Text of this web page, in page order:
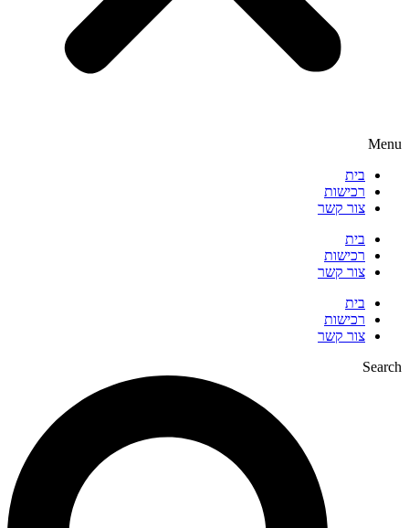
Menu
בית
רכישות
צור קשר
בית
רכישות
צור קשר
בית
רכישות
צור קשר
Search